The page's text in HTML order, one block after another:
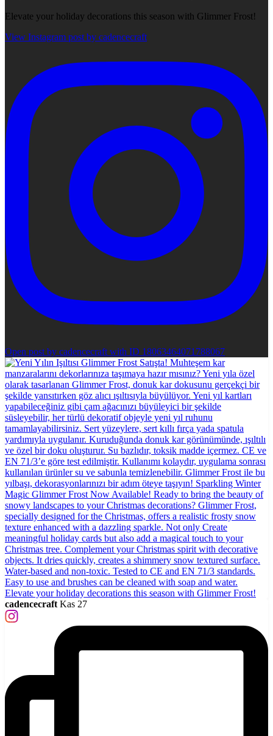
Elevate your holiday decorations this season with Glimmer Frost!
View Instagram post by cadencecraft
Open post by cadencecraft with ID 18063464071788067
cadencecraft Kas 27